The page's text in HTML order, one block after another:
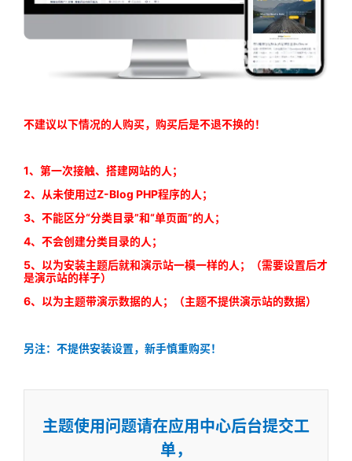
不建议以下情况的人购买，购买后是不退不换的！
1、第一次接触、搭建网站的人；
2、从未使用过Z-Blog PHP程序的人；
3、不能区分“分类目录”和“单页面”的人；
4、不会创建分类目录的人；
5、以为安装主题后就和演示站一模一样的人；（需要设置后才
是演示站的样子）
6、以为主题带演示数据的人；（主题不提供演示站的数据）
另注：不提供安装设置，新手慎重购买！
主题使用问题请在应用中心后台提交工
单，